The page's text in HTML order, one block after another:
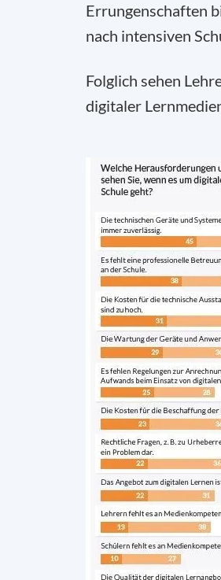
Errungenschaften
nach intensiven
Folglich sehen
digitaler